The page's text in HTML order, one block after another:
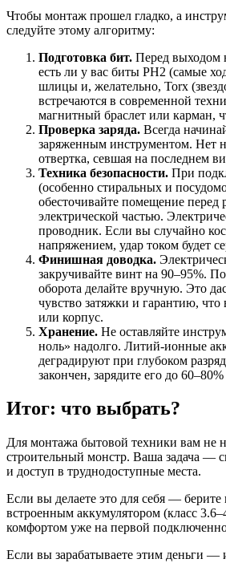
Чтобы монтаж прошел гладко, а
следуйте этому алгоритму:
Подготовка бит. Перед выходом
есть ли у вас биты PH2 (самые
шлицы и, желательно, Torx
встречаются в современной
магнитный браслет или карман,
Проверка заряда. Всегда
заряженным инструментом. Нет
отвертка, севшая на последнем
Техника безопасности. При
(особенно стиральных и
обесточивайте помещение перед
электрической частью.
проводник. Если вы случайно
напряжением, удар током будет
Финишная доводка.
закручивайте винт на 90–95%.
оборота делайте вручную. Это
чувство затяжки и гарантию, что
или корпус.
Хранение. Не оставляйте
ноль» надолго. Литий-ионные
деградируют при глубоком
закончен, зарядите его до
Итог: что выбрать?
Для монтажа бытовой техники вам
строительный монстр. Ваша задача —
и доступ в труднодоступные места.
Если вы делаете это для себя —
встроенным аккумулятором (класс
комфортом уже на первой
Если вы зарабатываете этим деньги —